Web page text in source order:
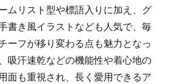
ムリスト型や標語入りに加え、グ
書き風イラストなども人気で、毎
ーフが移り変わる点も魅力となっ
吸汗速乾などの機能性や着心地の
面も重視され、長く愛用できるア